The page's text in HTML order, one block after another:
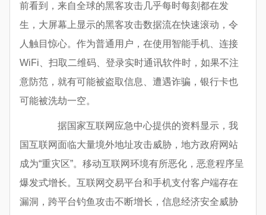
前看到，来自全球的黑客攻击几乎每时每刻都在发
生，大屏幕上显示的黑客攻击数据流在快速滚动，令
人触目惊心。作为普通用户，在使用智能手机、连接
WiFi、扫取二维码、登录实时通讯软件时，如果不注
意防范，就有可能被盗取信息、遭遇诈骗，银行卡也
可能被洗劫一空。
据国家互联网应急中心提供的资料显示，我
国互联网面临大量境外地址攻击威胁，地方政府网站
成为“重灾区”。移动互联网环境有所恶化，恶意程序呈
爆发式增长。互联网交易平台和手机支付客户端存在
漏洞，跨平台钓鱼攻击不断增长，信息经济安全威胁